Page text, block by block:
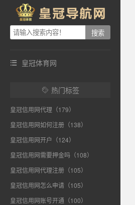
 皇冠体育网
 热门标签
皇冠信用网代理（179）
皇冠信用网如何注册（138）
皇冠信用网开户（124）
皇冠信用网需要押金吗（108）
皇冠信用网代理注册（105）
皇冠信用网怎么申请（105）
皇冠信用网账号开通（100）